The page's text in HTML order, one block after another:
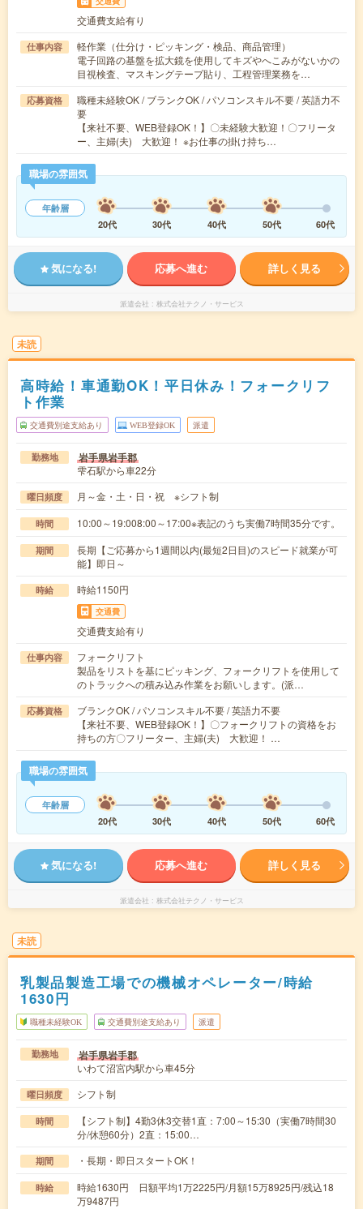
交通費支給有り
仕事内容
軽作業（仕分け・ピッキング・検品、商品管理）
電子回路の基盤を拡大鏡を使用してキズやへこみがないかの
目視検査、マスキングテープ貼り、工程管理業務を…
応募資格
職種未経験OK / ブランクOK / パソコンスキル不要 / 英語力不
要
【来社不要、WEB登録OK！】〇未経験大歓迎！〇フリータ
ー、主婦(夫) 大歓迎！ ※お仕事の掛け持ち…
職場の雰囲気
年齢層
20代
30代 40代 50代 60代
気になる! 応募へ進む 詳しく見る
派遣会社 株式会社テクノ・サービス
未読
高時給！車通勤OK！平日休み！フォークリフ
ト作業
交通費別途支給あり WEB登録OK 派遣
勤務地 岩手県岩手郡
雫石駅から車22分
曜日頻度 月～金・土・日・祝 ※シフト制
時間 10:00～19:008:00～17:00※表記のうち実働7時間35分です。
期間
長期【ご応募から1週間以内(最短2日目)のスピード就業が可
能】即日～
時給 時給1150円
交通費
交通費支給有り
仕事内容
フォークリフト
製品をリストを基にピッキング、フォークリフトを使用して
のトラックへの積み込み作業をお願いします。(派…
応募資格
ブランクOK / パソコンスキル不要 / 英語力不要
【来社不要、WEB登録OK！】〇フォークリフトの資格をお
持ちの方〇フリーター、主婦(夫) 大歓迎！ …
職場の雰囲気
年齢層
20代
30代 40代 50代 60代
気になる! 応募へ進む 詳しく見る
派遣会社 株式会社テクノ・サービス
未読
乳製品製造工場での機械オペレーター/時給
1630円
職種未経験OK 交通費別途支給あり 派遣
勤務地 岩手県岩手郡
いわて沼宮内駅から車45分
曜日頻度 シフト制
時間
【シフト制】4勤3休3交替1直：7:00～15:30（実働7時間30
分/休憩60分）2直：15:00…
期間 ・長期・即日スタートOK！
時給
時給1630円 日額平均1万2225円/月額15万8925円/残込18
万9487円